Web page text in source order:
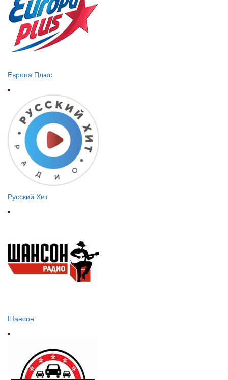
Европа Плюс
Русский Хит
Шансон